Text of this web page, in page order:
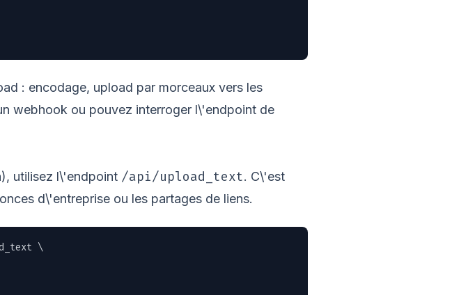
: encodage, upload par morceaux vers les
webhook ou pouvez interroger l\'endpoint de
utilisez l\'endpoint /api/upload_text. C\'est
d\'entreprise ou les partages de liens.
\